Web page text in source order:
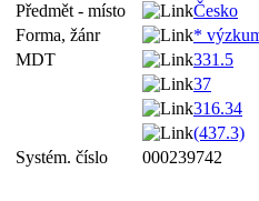
Předmět - místo
Česko
Forma, žánr
*
MDT
331.5
37
316.34
(437.3)
Systém. číslo
000239742